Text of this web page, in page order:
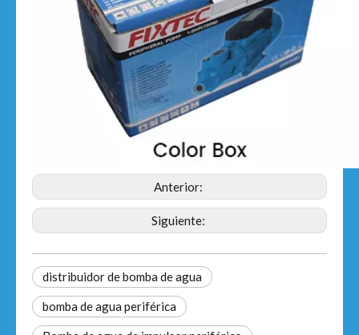
Anterior:
Siguiente:
distribuidor de bomba de agua
bomba de agua periférica